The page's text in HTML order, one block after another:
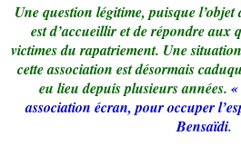
Une question légitime, puisque
est d’accueillir et de répondre aux
victimes du rapatriement. Une
cette association est désormais
eu lieu depuis plusieurs années.
association écran, pour occuper
Bensaïdi.